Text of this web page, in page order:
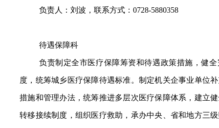
负责人：刘波，联系方式：0728-5880358
待遇保障科
负责制定全市医疗保障筹资和待遇政策措施，健
度，统筹城乡医疗保障待遇标准。制定机关企事业单位
措施和管理办法，统筹推进多层次医疗保障体系，建立
转移接续制度，组织医疗救助，承办中央、省和地方三